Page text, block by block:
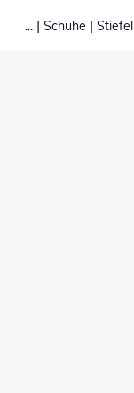
... | Schuhe | Stiefel